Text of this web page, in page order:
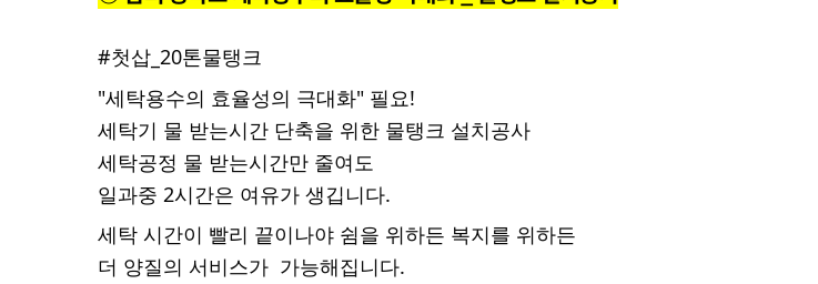
#첫삽_20톤물탱크
"세탁용수의 효율성의 극대화" 필요!
세탁기 물 받는시간 단축을 위한 물탱크 설치공사
세탁공정 물 받는시간만 줄여도
일과중 2시간은 여유가 생깁니다.
세탁 시간이 빨리 끝이나야 쉼을 위하든 복지를 위하든
더 양질의 서비스가  가능해집니다.